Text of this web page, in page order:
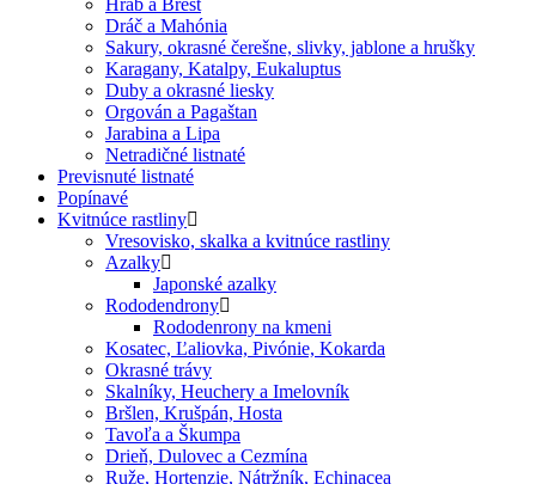
Dráč a Mahónia
Sakury, okrasné čerešne, slivky, jablone a hrušky
Karagany, Katalpy, Eukaluptus
Duby a okrasné liesky
Orgován a Pagaštan
Jarabina a Lipa
Netradičné listnaté
Previsnuté listnaté
Popínavé
Kvitnúce rastliny
Vresovisko, skalka a kvitnúce rastliny
Azalky
Japonské azalky
Rododendrony
Rododenrony na kmeni
Kosatec, Ľaliovka, Pivónie, Kokarda
Okrasné trávy
Skalníky, Heuchery a Imelovník
Bršlen, Krušpán, Hosta
Tavoľa a Škumpa
Drieň, Dulovec a Cezmína
Ruže, Hortenzie, Nátržník, Echinacea